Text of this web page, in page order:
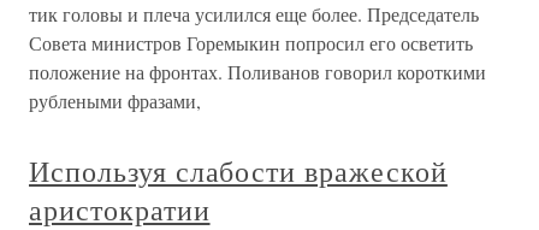
тик головы и плеча усилился еще более. Председатель
Совета министров Горемыкин попросил его осветить
положение на фронтах. Поливанов говорил короткими
рублеными фразами,
Используя слабости вражеской
аристократии